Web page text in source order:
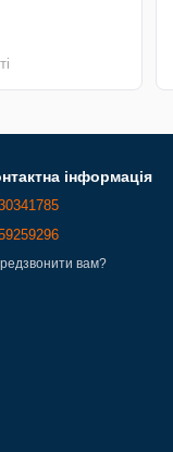
інформація
вам?